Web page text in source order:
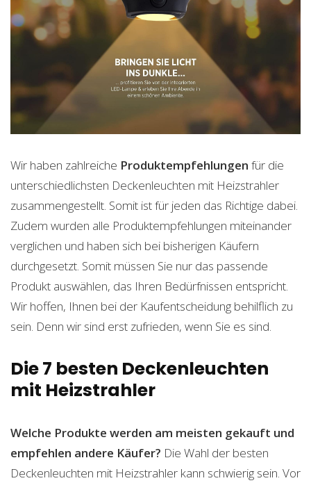
Wir haben zahlreiche Produktempfehlungen für die
unterschiedlichsten Deckenleuchten mit Heizstrahler
zusammengestellt. Somit ist für jeden das Richtige dabei.
Zudem wurden alle Produktempfehlungen miteinander
verglichen und haben sich bei bisherigen Käufern
durchgesetzt. Somit müssen Sie nur das passende
Produkt auswählen, das Ihren Bedürfnissen entspricht.
Wir hoffen, Ihnen bei der Kaufentscheidung behilflich zu
sein. Denn wir sind erst zufrieden, wenn Sie es sind.
Die 7 besten Deckenleuchten
mit Heizstrahler
Welche Produkte werden am meisten gekauft und
empfehlen andere Käufer? Die Wahl der besten
Deckenleuchten mit Heizstrahler kann schwierig sein. Vor